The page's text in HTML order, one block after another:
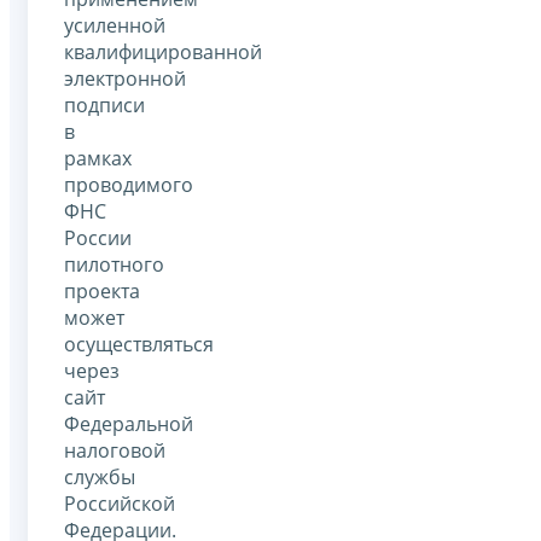
усиленной
квалифицированной
электронной
подписи
в
рамках
проводимого
ФНС
России
пилотного
проекта
может
осуществляться
через
сайт
Федеральной
налоговой
службы
Российской
Федерации.